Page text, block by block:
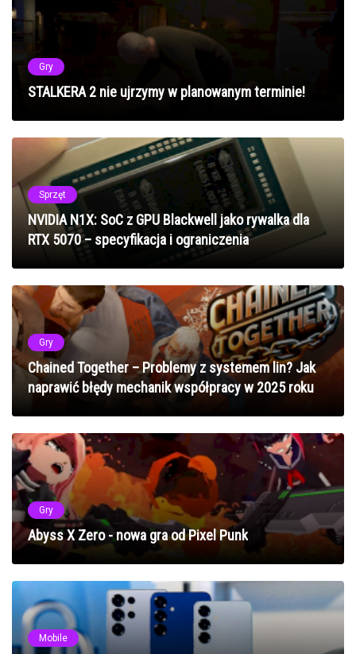
Gry
STALKERA 2 nie ujrzymy w planowanym terminie!
Sprzęt
NVIDIA N1X: SoC z GPU Blackwell jako rywalka dla
RTX 5070 – specyfikacja i ograniczenia
Gry
Chained Together – Problemy z systemem lin? Jak
naprawić błędy mechanik współpracy w 2025 roku
Gry
Abyss X Zero - nowa gra od Pixel Punk
Mobile